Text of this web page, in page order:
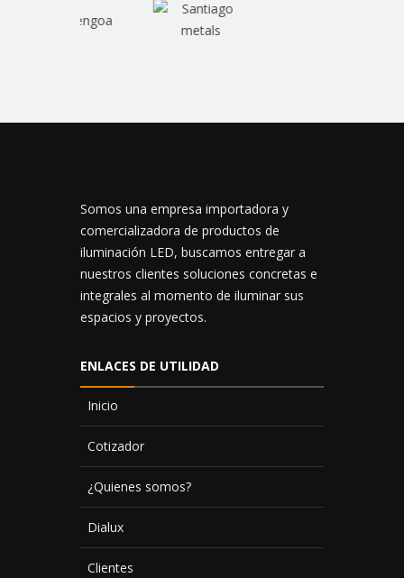
Somos una empresa importadora y
comercializadora de productos de
iluminación LED, buscamos entregar a
nuestros clientes soluciones concretas e
integrales al momento de iluminar sus
espacios y proyectos.
ENLACES DE UTILIDAD
Inicio
Cotizador
¿Quienes somos?
Dialux
Clientes